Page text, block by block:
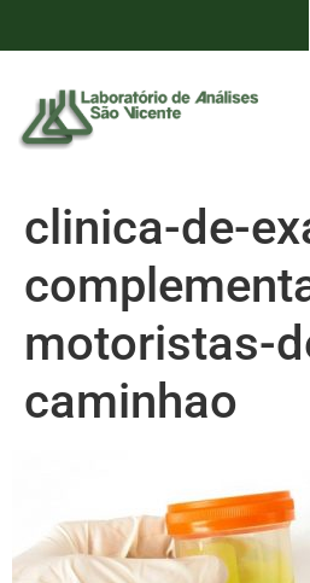
clinica-de-
motoristas-
caminhao